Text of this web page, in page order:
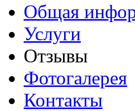
Общая
Услуги
Отзывы
Фотогалерея
Контакты